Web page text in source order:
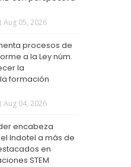
Aug 05, 2026
procesos de
a la Ley núm.
la
formación
Aug 04, 2026
encabeza
Indotel a más de
en
STEM